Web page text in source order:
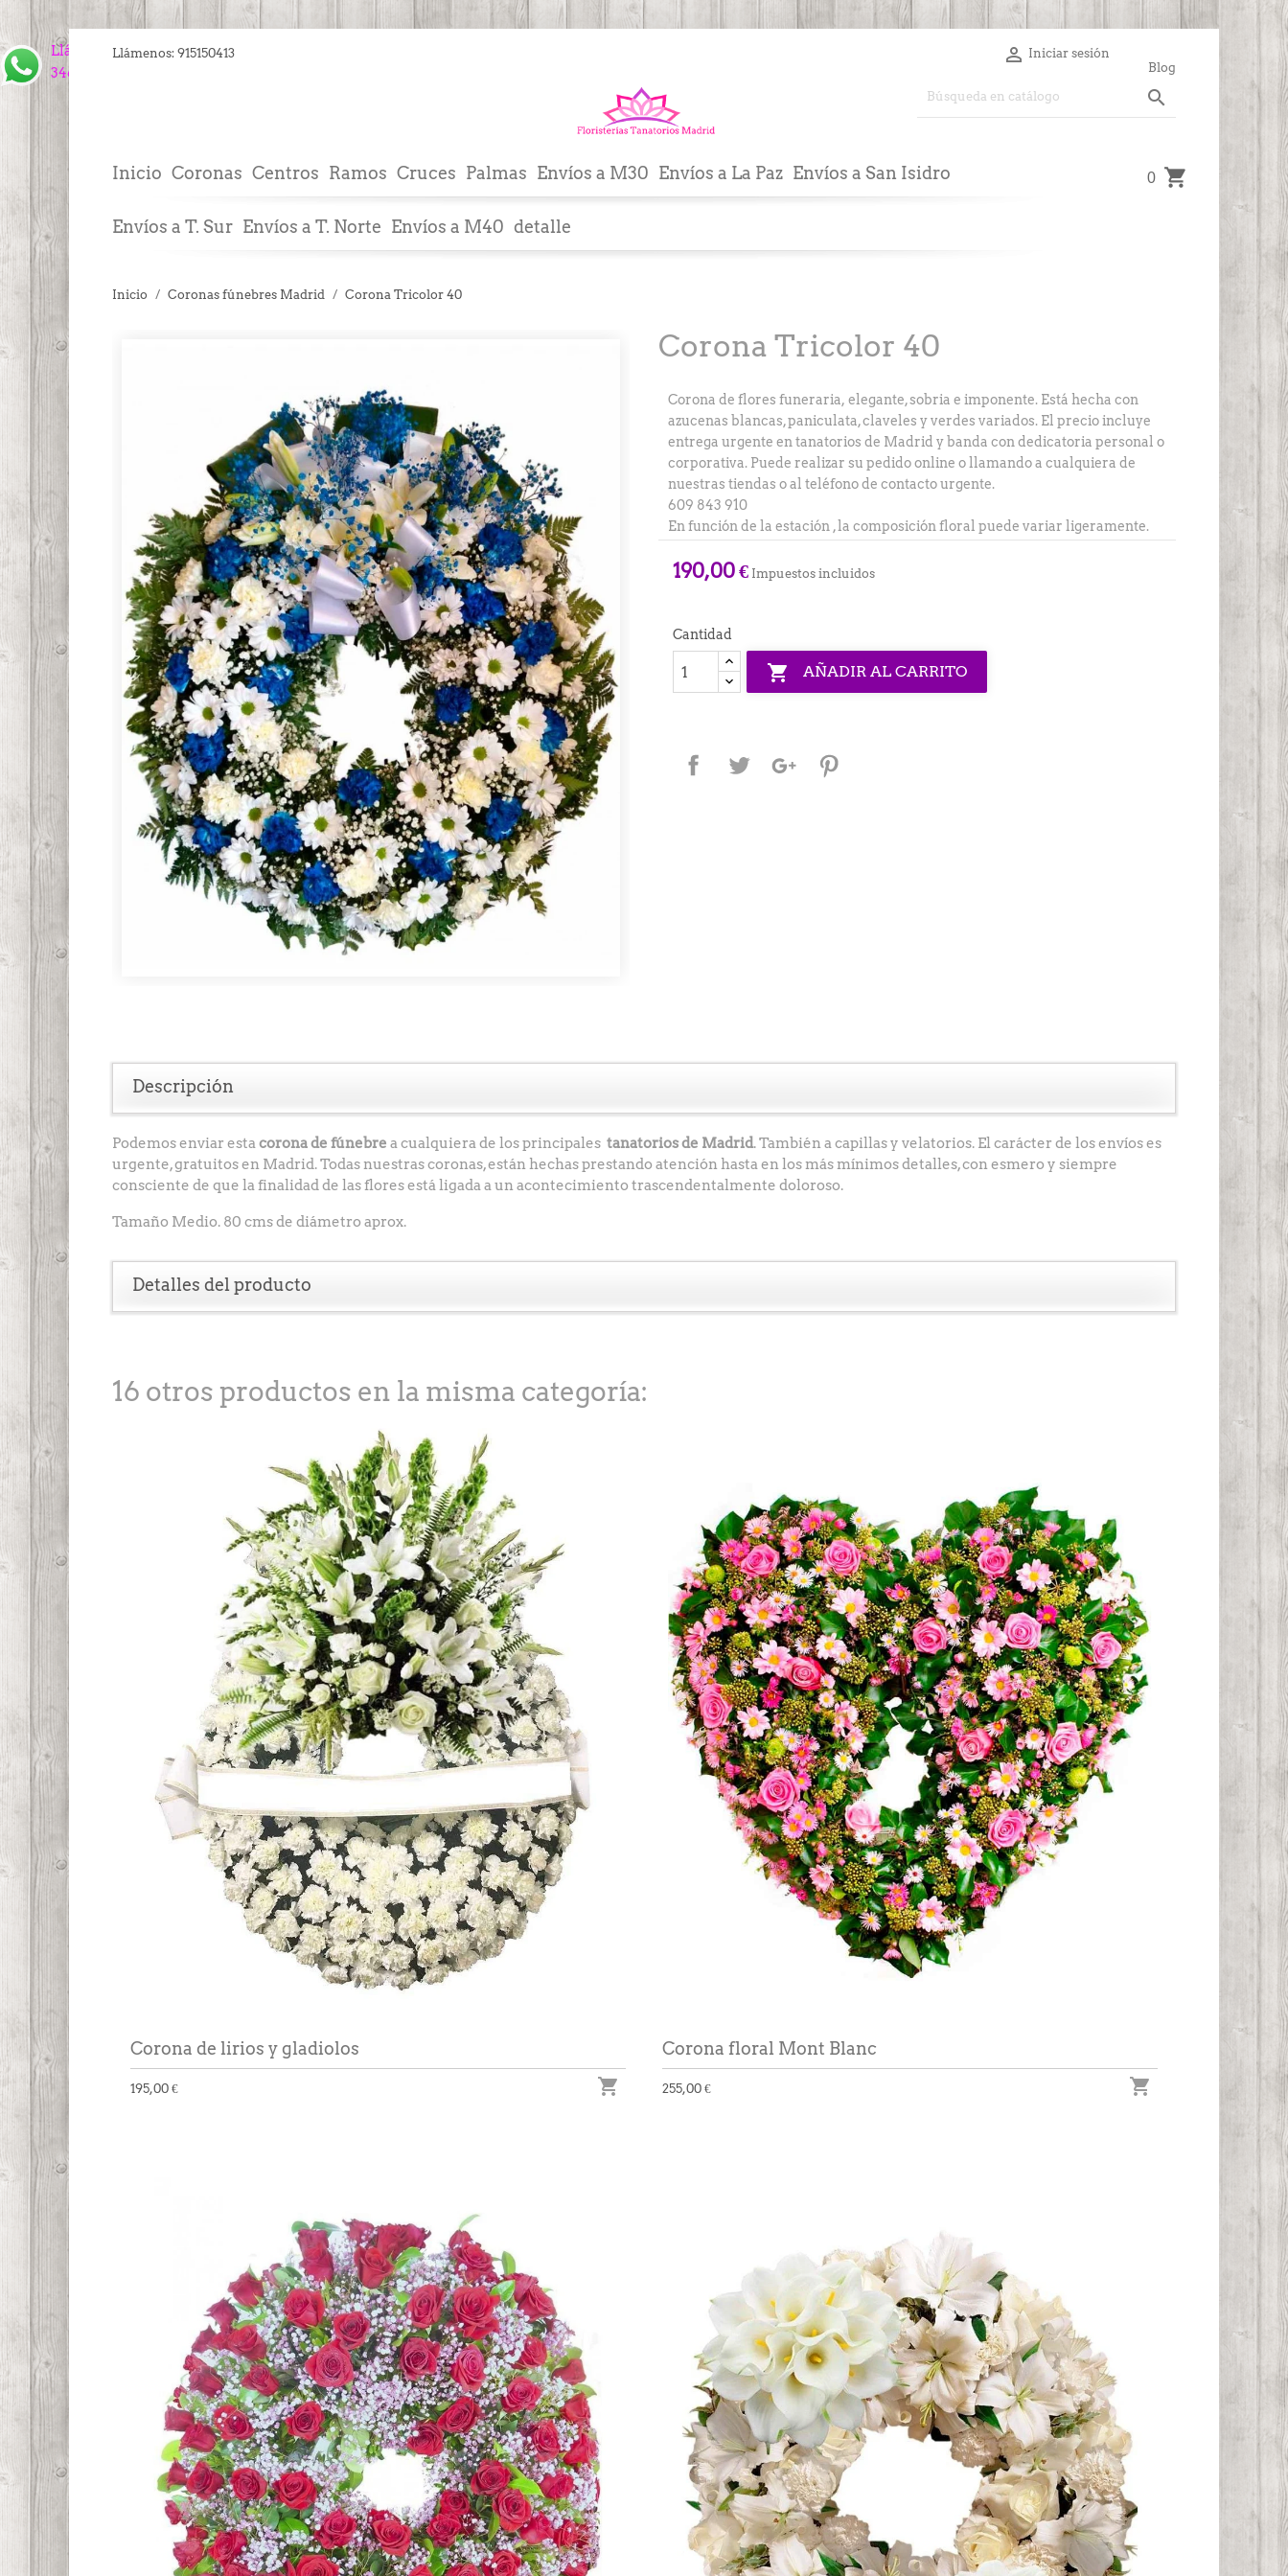
Llámanos
34609843910
Llámenos: 915150413  Iniciar sesión
Blog

Inicio Coronas Centros Ramos Cruces Palmas Envíos a M30 Envíos a La Paz Envíos a San Isidro
Envíos a T. Sur Envíos a T. Norte Envíos a M40 detalle
0
Inicio Coronas fúnebres Madrid Corona Tricolor 40
Corona Tricolor 40
Corona de flores funeraria, elegante, sobria e imponente. Está hecha con
azucenas blancas, paniculata, claveles y verdes variados. El precio incluye
entrega urgente en tanatorios de Madrid y banda con dedicatoria personal o
corporativa. Puede realizar su pedido online o llamando a cualquiera de
nuestras tiendas o al teléfono de contacto urgente.
609 843 910
En función de la estación , la composición floral puede variar ligeramente.
190,00 € Impuestos incluidos
Cantidad
 AÑADIR AL CARRITO
CompartirTuitear Google+
Descripción
Podemos enviar estacorona de fúnebre a cualquiera de los principales tanatorios de Madrid. También a capillas y velatorios. El carácter de los envíos es
urgente, gratuitos en Madrid. Todas nuestras coronas, están hechas prestando atención hasta en los más mínimos detalles, con esmero y siempre
consciente de que la finalidad de las flores está ligada a un acontecimiento trascendentalmente doloroso.
Tamaño Medio. 80 cms de diámetro aprox.
Detalles del producto
16 otros productos en la misma categoría:
Corona de lirios y gladiolos
195,00 € 
Corona floral Mont Blanc
255,00 € 